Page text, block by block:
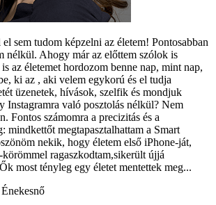
sem tudom képzelni az életem! Pontosabban
nélkül. Ahogy már az előttem szólok is
az életemet hordozom benne nap, mint nap,
ki az , aki velem egykorú és el tudja
üzenetek, hívások, szelfik és mondjuk
Instagramra való posztolás nélkül? Nem
Fontos számomra a precizitás és a
mindkettőt megtapasztalhattam a Smart
nekik, hogy életem első iPhone-ját,
ragaszkodtam,sikerült újjá
most tényleg egy életet mentettek meg...